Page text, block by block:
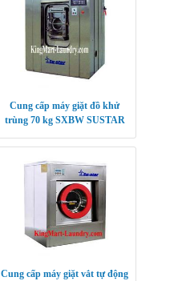
Cung cấp máy giặt đồ khử
trùng 70 kg SXBW SUSTAR
Cung cấp máy giặt vắt tự động